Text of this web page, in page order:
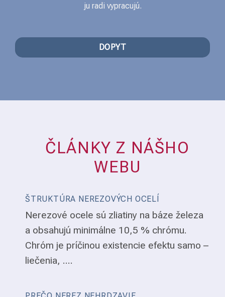
ju radi vypracujú.
DOPYT
ČLÁNKY Z NÁŠHO
WEBU
ŠTRUKTÚRA NEREZOVÝCH OCELÍ
Nerezové ocele sú zliatiny na báze železa
a obsahujú minimálne 10,5 % chrómu.
Chróm je príčinou existencie efektu samo –
liečenia, ....